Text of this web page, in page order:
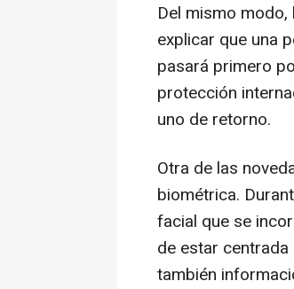
Del mismo
explicar que una
pasará primero
protección
uno de retorno.
Otra de las
biométrica.
facial que se
de estar
también